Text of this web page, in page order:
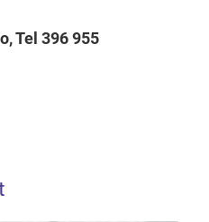
Tel 396 955